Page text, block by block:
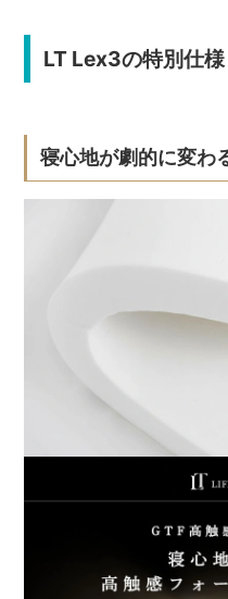
LT Lex3の特別仕様
寝心地が劇的に変わ